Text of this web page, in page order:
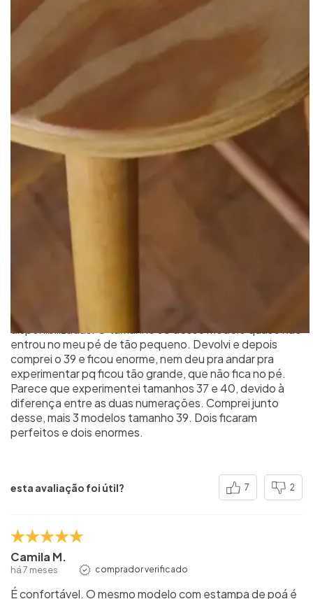
Avaliações
4.7
QUERO AVALIAR
37 avaliações
Esse Loafer é lindo, sou doida pra ter um deles, mas a
numeração da marca é toda errada, não tem
padronização e não bate com as medidas
disponibilizadas. O tamanho 38 desse modelo quase não
entrou no meu pé de tão pequeno. Devolvi e depois
comprei o 39 e ficou enorme, nem deu pra andar pra
experimentar pq ficou tão grande, que não fica no pé.
Parece que experimentei tamanhos 37 e 40, devido à
diferença entre as duas numerações. Comprei junto
desse, mais 3 modelos tamanho 39. Dois ficaram
perfeitos e dois enormes.
esta avaliação foi útil? 7 2
Camila M.
há 7 meses comprador verificado
É confortável. O mesmo modelo com estampa de poá é